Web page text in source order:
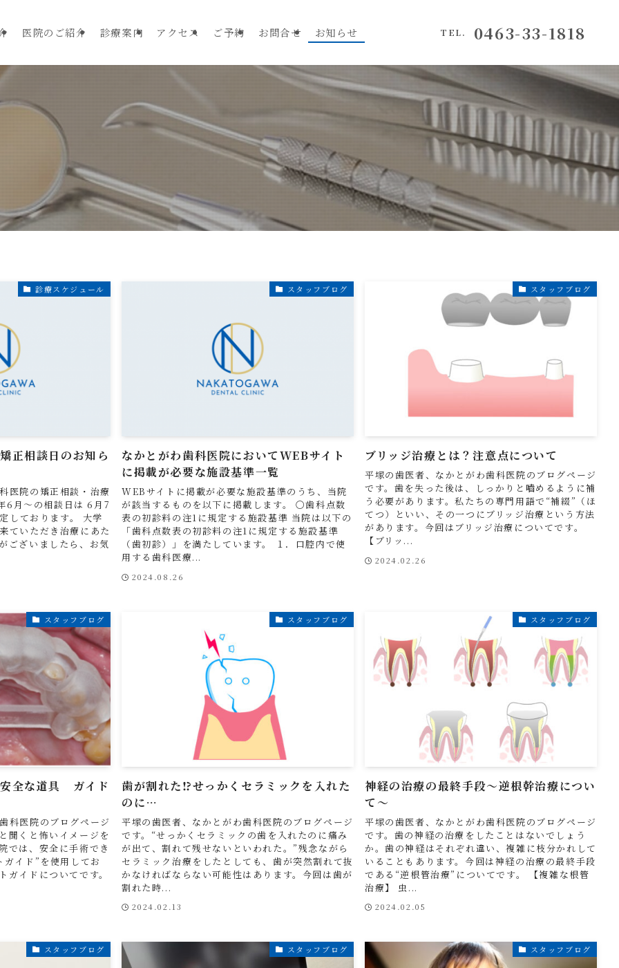
医院のご紹介 診療案内 アクセス ご予約 お問合せ お知らせ TEL. 0463-33-1818
診療スケジュール
正相談日のお知ら
医院の矯正相談・治療
6月～の相談日は 6月7
しております。 大学
ていただき治療にあた
ございましたら、お気
スタッフブログ
なかとがわ歯科医院においてWEBサイト
に掲載が必要な施設基準一覧
WEBサイトに掲載が必要な施設基準のうち、当院
が該当するものを以下に掲載します。 〇歯科点数
表の初診料の注1に規定する施設基準 当院は以下の
「歯科点数表の初診料の注1に規定する施設基準
（歯初診）」を満たしています。 １．口腔内で使
用する歯科医療...
2024.08.26
スタッフブログ
ブリッジ治療とは？注意点について
平塚の歯医者、なかとがわ歯科医院のブログページ
です。歯を失った後は、しっかりと嚙めるように補
う必要があります。私たちの専門用語で“補綴”（ほ
てつ）といい、その一つにブリッジ治療という方法
があります。今回はブリッジ治療についてです。
【ブリッ...
2024.02.26
スタッフブログ
全な道具 ガイド
科医院のブログページ
聞くと怖いイメージを
では、安全に手術でき
イド”を使用してお
ガイドについてです。
スタッフブログ
歯が割れた⁉せっかくセラミックを入れた
のに…
平塚の歯医者、なかとがわ歯科医院のブログページ
です。“せっかくセラミックの歯を入れたのに痛み
が出て、割れて残せないといわれた。”残念ながら
セラミック治療をしたとしても、歯が突然割れて抜
かなければならない可能性はあります。今回は歯が
割れた時...
2024.02.13
スタッフブログ
神経の治療の最終手段〜逆根幹治療につい
て〜
平塚の歯医者、なかとがわ歯科医院のブログページ
です。歯の神経の治療をしたことはないでしょう
か。歯の神経はそれぞれ違い、複雑に枝分かれして
いることもあります。今回は神経の治療の最終手段
である“逆根管治療”についてです。 【複雑な根管
治療】 虫...
2024.02.05
スタッフブログ スタッフブログ スタッフブログ